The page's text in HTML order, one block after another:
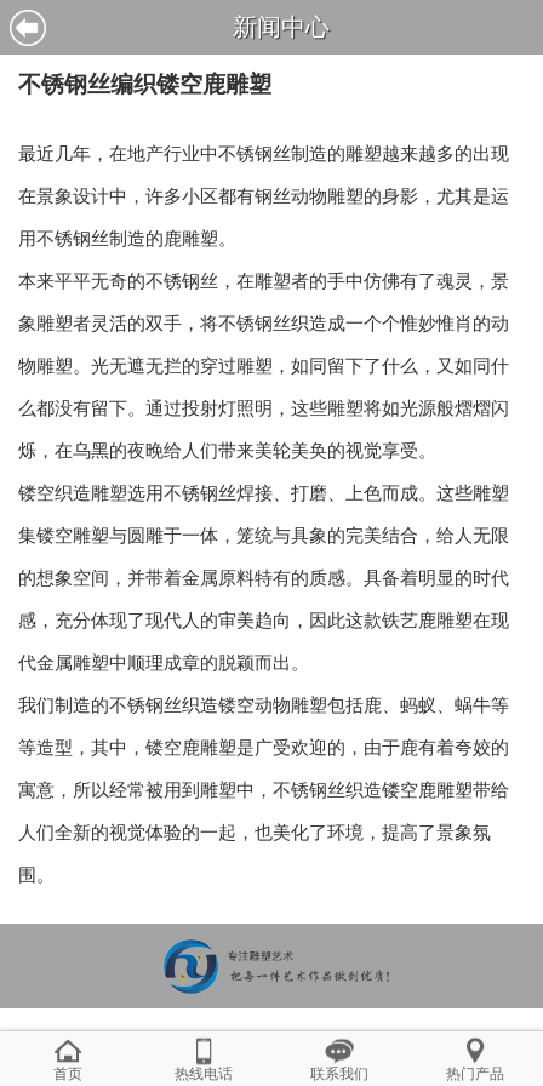
新闻中心
不锈钢丝编织镂空鹿雕塑
最近几年，在地产行业中不锈钢丝制造的雕塑越来越多的出现
在景象设计中，许多小区都有钢丝动物雕塑的身影，尤其是运
用不锈钢丝制造的鹿雕塑。
本来平平无奇的不锈钢丝，在雕塑者的手中仿佛有了魂灵，景
象雕塑者灵活的双手，将不锈钢丝织造成一个个惟妙惟肖的动
物雕塑。光无遮无拦的穿过雕塑，如同留下了什么，又如同什
么都没有留下。通过投射灯照明，这些雕塑将如光源般熠熠闪
烁，在乌黑的夜晚给人们带来美轮美奂的视觉享受。
镂空织造雕塑选用不锈钢丝焊接、打磨、上色而成。这些雕塑
集镂空雕塑与圆雕于一体，笼统与具象的完美结合，给人无限
的想象空间，并带着金属原料特有的质感。具备着明显的时代
感，充分体现了现代人的审美趋向，因此这款铁艺鹿雕塑在现
代金属雕塑中顺理成章的脱颖而出。
我们制造的不锈钢丝织造镂空动物雕塑包括鹿、蚂蚁、蜗牛等
等造型，其中，镂空鹿雕塑是广受欢迎的，由于鹿有着夸姣的
寓意，所以经常被用到雕塑中，不锈钢丝织造镂空鹿雕塑带给
人们全新的视觉体验的一起，也美化了环境，提高了景象氛
围。
首页 热线电话 联系我们 热门产品